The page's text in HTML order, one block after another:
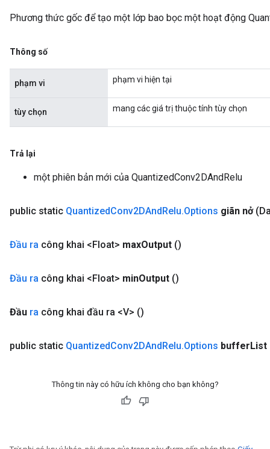
Phương thức gốc để tạo một lớp bao bọc một hoạt động
Thông số
phạm vi phạm vi hiện tại
tùy chọn mang các giá trị thuộc tính tùy chọn
Trả lại
một phiên bản mới của QuantizedConv2DAndRelu
public static QuantizedConv2DAndRelu.Options giãn nở
Đầu ra công khai <Float> maxOutput ()
Đầu ra công khai <Float> minOutput ()
Đầu ra công khai đầu ra <V> ()
public static QuantizedConv2DAndRelu.Options bufferList
Thông tin này có hữu ích không cho bạn không?